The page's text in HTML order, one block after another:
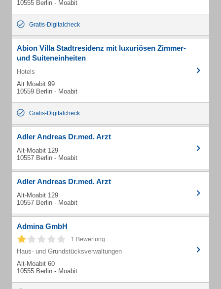
10555 Berlin - Moabit
Gratis-Digitalcheck
Abion Villa Stadtresidenz mit luxuriösen Zimmer-
und Suiteneinheiten
Hotels
Alt Moabit 99
10559 Berlin - Moabit
Gratis-Digitalcheck
Adler Andreas Dr.med. Arzt
Alt-Moabit 129
10557 Berlin - Moabit
Adler Andreas Dr.med. Arzt
Alt-Moabit 129
10557 Berlin - Moabit
Admina GmbH
1 Bewertung
Haus- und Grundstücksverwaltungen
Alt-Moabit 60
10555 Berlin - Moabit